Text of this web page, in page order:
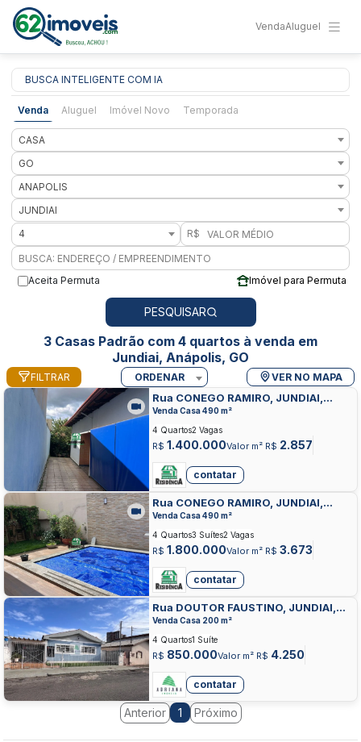
VendaAluguel
BUSCA INTELIGENTE COM IA
Venda Aluguel Imóvel Novo Temporada
CASA
GO
ANAPOLIS
JUNDIAI
4
R$
Aceita Permuta Imóvel para Permuta
PESQUISAR
3 Casas Padrão com 4 quartos à venda em
Jundiai, Anápolis, GO
FILTRAR ORDENAR VER NO MAPA
Rua CONEGO RAMIRO, JUNDIAI,
ANAPOLIS
Venda Casa 490 m²
R$ 1.400.000Valor m² R$ 2.857
4 Quartos2 Vagas
contatar
Rua CONEGO RAMIRO, JUNDIAI,
ANAPOLIS
Venda Casa 490 m²
R$ 1.800.000Valor m² R$ 3.673
4 Quartos3 Suítes2 Vagas
contatar
Rua DOUTOR FAUSTINO, JUNDIAI,
ANAPOLIS
Venda Casa 200 m²
R$ 850.000Valor m² R$ 4.250
4 Quartos1 Suíte
contatar
Anterior 1 Próximo